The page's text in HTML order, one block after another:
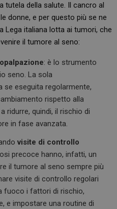
tutela della salute. Il cancro al
donne, e per questo più se ne
Lega italiana lotta ai tumori, che
il tumore al seno:
: è lo strumento
seno. La sola
se eseguita regolarmente,
rispetto alla
ridurre, quindi, il rischio di
in fase avanzata.
visite di controllo
precoce hanno, infatti, un
il tumore al seno sempre più
visite di controllo regolari
fuoco i fattori di rischio,
e impostare una routine di